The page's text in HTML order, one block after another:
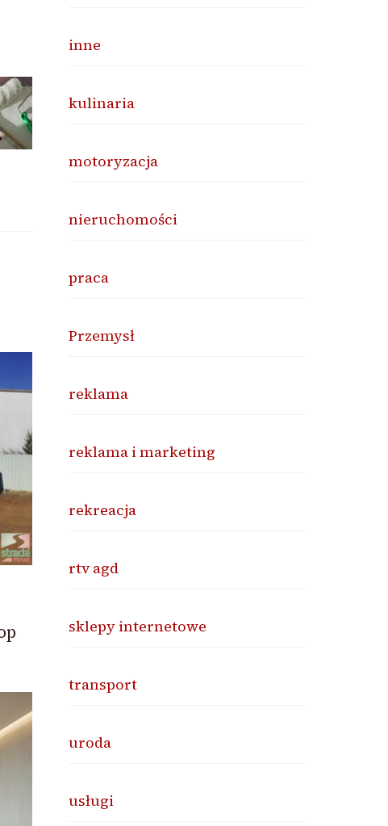
inne
kulinaria
motoryzacja
nieruchomości
praca
Przemysł
reklama
reklama i marketing
rekreacja
rtv agd
sklepy internetowe
transport
uroda
usługi